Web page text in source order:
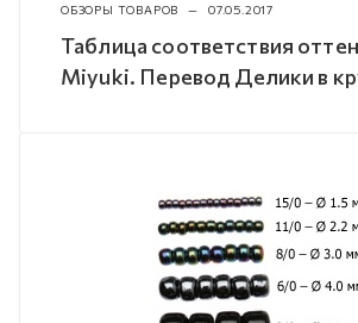
ОБЗОРЫ ТОВАРОВ — 07.05.2017
Таблица соответствия
Miyuki. Перевод Делики в